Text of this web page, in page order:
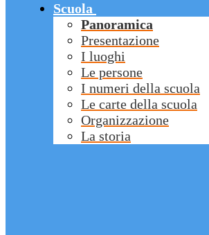
Scuola
Panoramica
Presentazione
I luoghi
Le persone
I numeri della scuola
Le carte della scuola
Organizzazione
La storia